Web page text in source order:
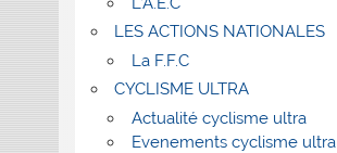
LES ACTIONS NATIONALES
La F.F.C
CYCLISME ULTRA
Actualité cyclisme ultra
Evenements cyclisme ultra